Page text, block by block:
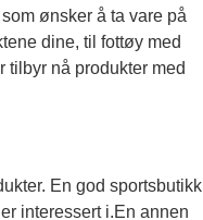
ønsker å ta vare på
dine, til fottøy med
nå produkter med
En god sportsbutikk
interessert i.En annen